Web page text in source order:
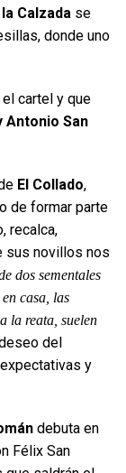
Calzada se
donde uno
cartel y que
Antonio San
El Collado,
de formar parte
recalca,
sus novillos nos
dos sementales
casa, las
la reata, suelen
del
y
debuta en
Félix San